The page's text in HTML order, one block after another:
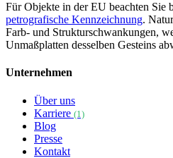
Für Objekte in der EU beachten Sie
petrografische Kennzeichnung.
Farb- und Strukturschwankungen,
Unmaßplatten desselben Gesteins
Unternehmen
Über uns
Karriere (1)
Blog
Presse
Kontakt